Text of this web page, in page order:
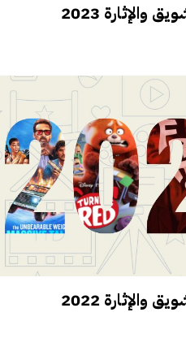
والإثارة 2023
والإثارة 2022